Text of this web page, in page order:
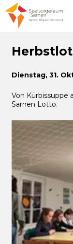
Dienstag, 31.
Von Kürbissuppe
Sarnen Lotto.